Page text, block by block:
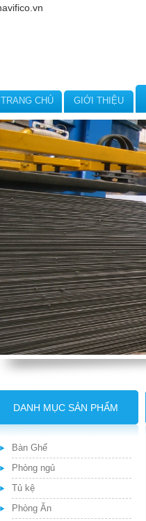
TRANG CHỦ GIỚI THIỆU
DANH MỤC SẢN PHẨM
Bàn Ghế
Phòng ngủ
Tủ kệ
Phòng Ăn